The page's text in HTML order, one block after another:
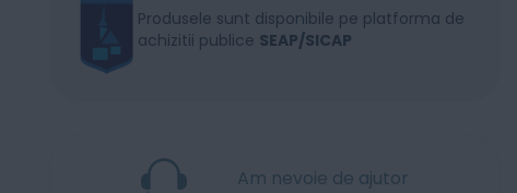
Produsele sunt disponibile pe platforma de
achizitii publice SEAP/SICAP
Am nevoie de ajutor